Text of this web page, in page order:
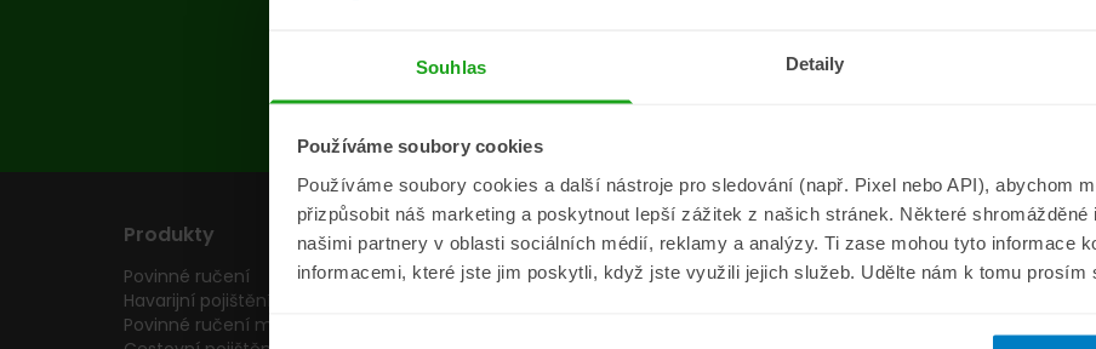
Souhlas Detaily
Používáme soubory cookies
Používáme soubory cookies a další nástroje pro sledování (např. Pixel nebo API), abychom
přizpůsobit náš marketing a poskytnout lepší zážitek z našich stránek. Některé
našimi partnery v oblasti sociálních médií, reklamy a analýzy. Ti zase mohou tyto informace
informacemi, které jste jim poskytli, když jste využili jejich služeb. Udělte nám k tomu prosím
Přejít na úvodní stránku
Produkty
Povinné ručení
Havarijní pojištění
Povinné ručení motocyklu
Pojišťovny
Pojišťovny
Informace
Aktuality
ePojisteni.cz
O nás